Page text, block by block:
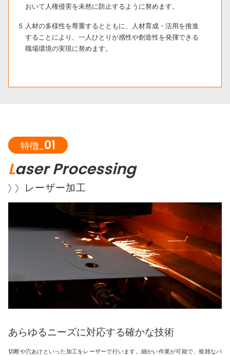
おいて人権侵害を未然に防止するように努めます。
人材の多様性を尊重するとともに、人材育成・活用を推進
することにより、一人ひとりが感性や創造性を発揮できる
職場環境の実現に努めます。
特徴_01
Laser Processing
レーザー加工
あらゆるニーズに対応する確かな技術
切断や穴あけといった加工をレーザーで行います。細かい作業が可能で、複雑なパ